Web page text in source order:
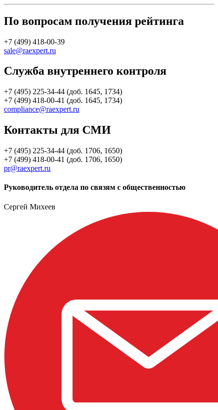
По вопросам получения рейтинга
+7 (499) 418-00-39
sale@raexpert.ru
Служба внутреннего контроля
+7 (495) 225-34-44 (доб. 1645, 1734)
+7 (499) 418-00-41 (доб. 1645, 1734)
compliance@raexpert.ru
Контакты для СМИ
+7 (495) 225-34-44 (доб. 1706, 1650)
+7 (499) 418-00-41 (доб. 1706, 1650)
pr@raexpert.ru
Руководитель отдела по связям с общественностью
Сергей Михеев